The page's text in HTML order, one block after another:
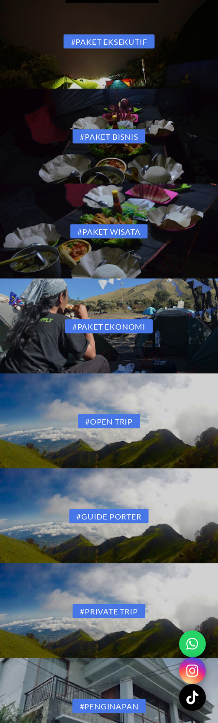
#PAKET EKSEKUTIF
#PAKET BISNIS
#PAKET WISATA
#PAKET EKONOMI
#OPEN TRIP
#GUIDE PORTER
#PRIVATE TRIP
#PENGINAPAN